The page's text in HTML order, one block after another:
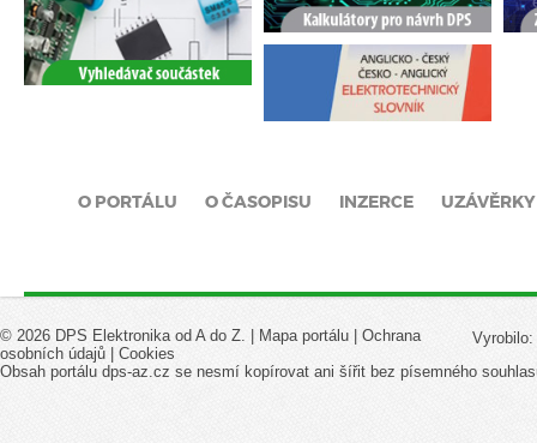
O PORTÁLU O ČASOPISU INZERCE UZÁVĚRKY
Vyrobilo:
© 2026 DPS Elektronika od A do Z. | Mapa portálu
Ochrana
osobních údajů
Cookies
Obsah portálu dps-az.cz se nesmí kopírovat ani šířit bez písemného